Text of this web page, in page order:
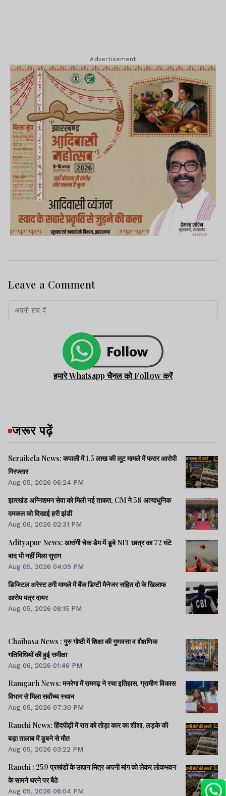
Advertisement
Leave a Comment
हमारे Whatsapp चैनल को Follow करें
जरूर पढ़ें
Seraikela News: कपाली में 1.5 लाख की लूट मामले में फरार आरोपी
गिरफ्तार
Aug 05, 2026 06:24 PM
झारखंड अग्निशमन सेवा को मिली नई ताकत, CM ने 58 अत्याधुनिक
दमकल को दिखाई हरी झंडी
Aug 06, 2026 02:31 PM
Adityapur News: आसंगी चेक डैम में डूबे NIT छात्र का 72 घंटे
बाद भी नहीं मिला सुराग
Aug 05, 2026 04:09 PM
डिजिटल अरेस्ट ठगी मामले में बैंक डिप्टी मैनेजर सहित दो के खिलाफ
आरोप पत्र दायर
Aug 05, 2026 08:15 PM
Chaibasa News : गुरु गोष्ठी में शिक्षा की गुणवत्ता व शैक्षणिक
गतिविधियों की हुई समीक्षा
Aug 06, 2026 01:46 PM
Ramgarh News: मनरेगा में रामगढ़ ने रचा इतिहास, ग्रामीण विकास
विभाग से मिला सर्वोच्च स्थान
Aug 05, 2026 07:30 PM
Ranchi News: हिंदपीढ़ी में रात को तोड़ा कार का शीशा, लड़के की
बड़ा तालाब में डूबने से मौत
Aug 05, 2026 03:22 PM
Ranchi : 259 प्रखंडों के उद्यान मित्र अपनी मांग को लेकर लोकभवन
के सामने धरने पर बैठे
Aug 05, 2026 06:04 PM